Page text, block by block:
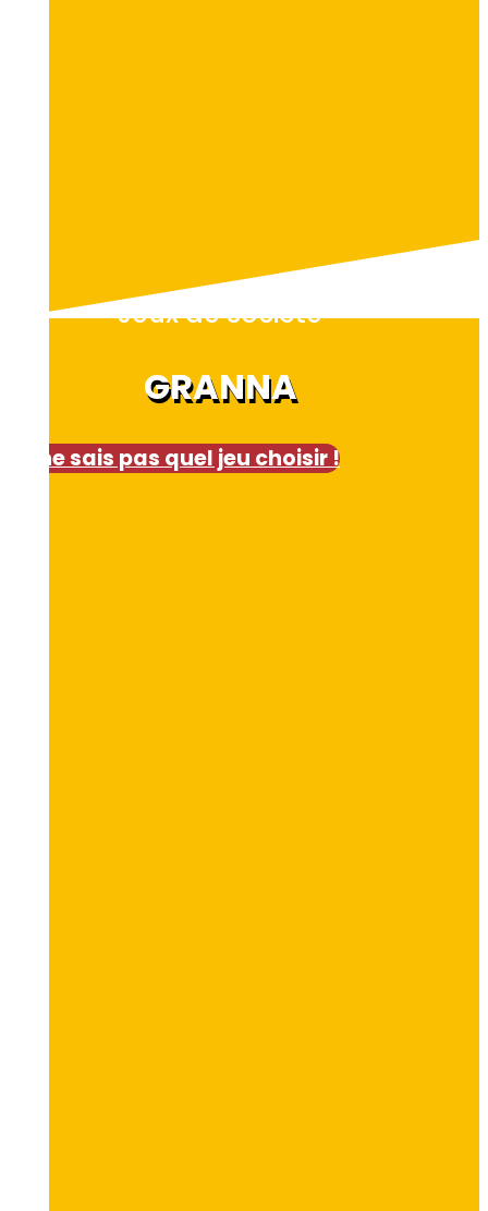
Jeux de société
GRANNA
Je ne sais pas quel jeu choisir !